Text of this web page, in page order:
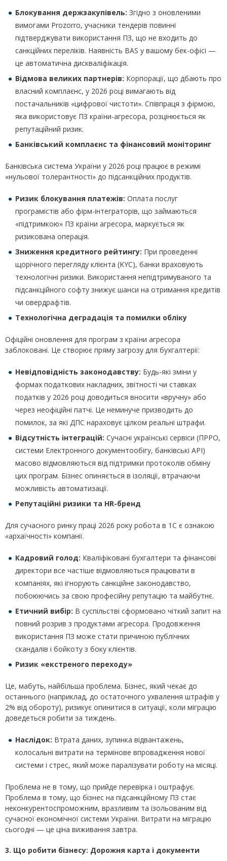
Блокування держзакупівель: Згідно з оновленими
вимогами Prozorro, учасники тендерів повинні
підтверджувати використання ПЗ, що не входить до
санкційних переліків. Наявність BAS у вашому бек-офісі —
це автоматична дискваліфікація.
Відмова великих партнерів: Корпорації, що дбають про
власний комплаєнс, у 2026 році вимагають від
постачальників «цифрової чистоти». Співпраця з фірмою,
яка використовує ПЗ країни-агресора, розцінюється як
репутаційний ризик.
Банківський комплаєнс та фінансовий моніторинг
Банківська система України у 2026 році працює в режимі
«нульової толерантності» до підсанкційних продуктів.
Ризик блокування платежів: Оплата послуг
програмістів або фірм-інтеграторів, що займаються
«підтримкою» ПЗ країни агресора, маркується як
ризикована операція.
Зниження кредитного рейтингу: При проведенні
щорічного перегляду клієнта (KYC), банки враховують
технологічні ризики. Використання непідтримуваного та
підсанкційного софту знижує шанси на отримання кредитів
чи овердрафтів.
Технологічна деградація та помилки обліку
Офіційні оновлення для програм з країни агресора
заблоковані. Це створює пряму загрозу для бухгалтерії:
Невідповідність законодавству: Будь-які зміни у
формах податкових накладних, звітності чи ставках
податків у 2026 році доводиться вносити «вручну» або
через неофіційні патчі. Це неминуче призводить до
помилок, за які ДПС нараховує цілком реальні штрафи.
Відсутність інтеграцій: Сучасні українські сервіси (ПРРО,
системи Електронного документообігу, банківські API)
масово відмовляються від підтримки протоколів обміну
цих програм. Бізнес опиняється в ізоляції, втрачаючи
можливість автоматизації.
Репутаційні ризики та HR-бренд
Для сучасного ринку праці 2026 року робота в 1С є ознакою
«архаїчності» компанії.
Кадровий голод: Кваліфіковані бухгалтери та фінансові
директори все частіше відмовляються працювати в
компаніях, які ігнорують санкційне законодавство,
побоюючись за свою професійну репутацію та майбутнє.
Етичний вибір: В суспільстві сформовано чіткий запит на
повний розрив з продуктами агресора. Продовження
використання ПЗ може стати причиною публічних
скандалів і бойкоту з боку клієнтів.
Ризик «екстреного переходу»
Це, мабуть, найбільша проблема. Бізнес, який чекає до
останнього (наприклад, до остаточного ухвалення штрафів у
2% від обороту), ризикує опинитися в ситуації, коли міграцію
доведеться робити за тиждень.
Наслідок: Втрата даних, зупинка відвантажень,
колосальні витрати на термінове впровадження нової
системи і стрес, який може паралізувати роботу на місяці.
Проблема не в тому, що прийде перевірка і оштрафує.
Проблема в тому, що бізнес на підсанкційному ПЗ стає
неконкурентоспроможним, вразливим та ізольованим від
сучасної економічної системи України. Витрати на міграцію
сьогодні — це ціна виживання завтра.
3. Що робити бізнесу: Дорожня карта і документи